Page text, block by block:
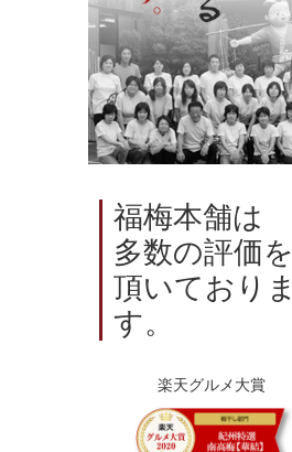
福梅本舗は
多数の評価を
頂いておりま
す。
楽天グルメ大賞